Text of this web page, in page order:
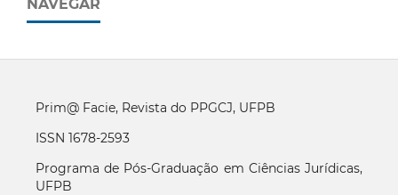
NAVEGAR
Prim@ Facie, Revista do PPGCJ, UFPB
ISSN 1678-2593
Programa de Pós-Graduação em Ciências Jurídicas,
UFPB